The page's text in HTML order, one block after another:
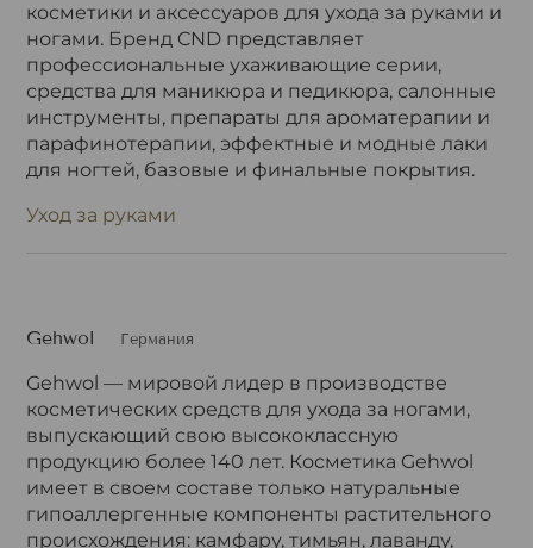
косметики и аксессуаров для ухода за руками и
ногами. Бренд CND представляет
профессиональные ухаживающие серии,
средства для маникюра и педикюра, салонные
инструменты, препараты для ароматерапии и
парафинотерапии, эффектные и модные лаки
для ногтей, базовые и финальные покрытия.
Уход за руками
Gehwol Германия
Gehwol — мировой лидер в производстве
косметических средств для ухода за ногами,
выпускающий свою высококлассную
продукцию более 140 лет. Косметика Gehwol
имеет в своем составе только натуральные
гипоаллергенные компоненты растительного
происхождения: камфару, тимьян, лаванду,